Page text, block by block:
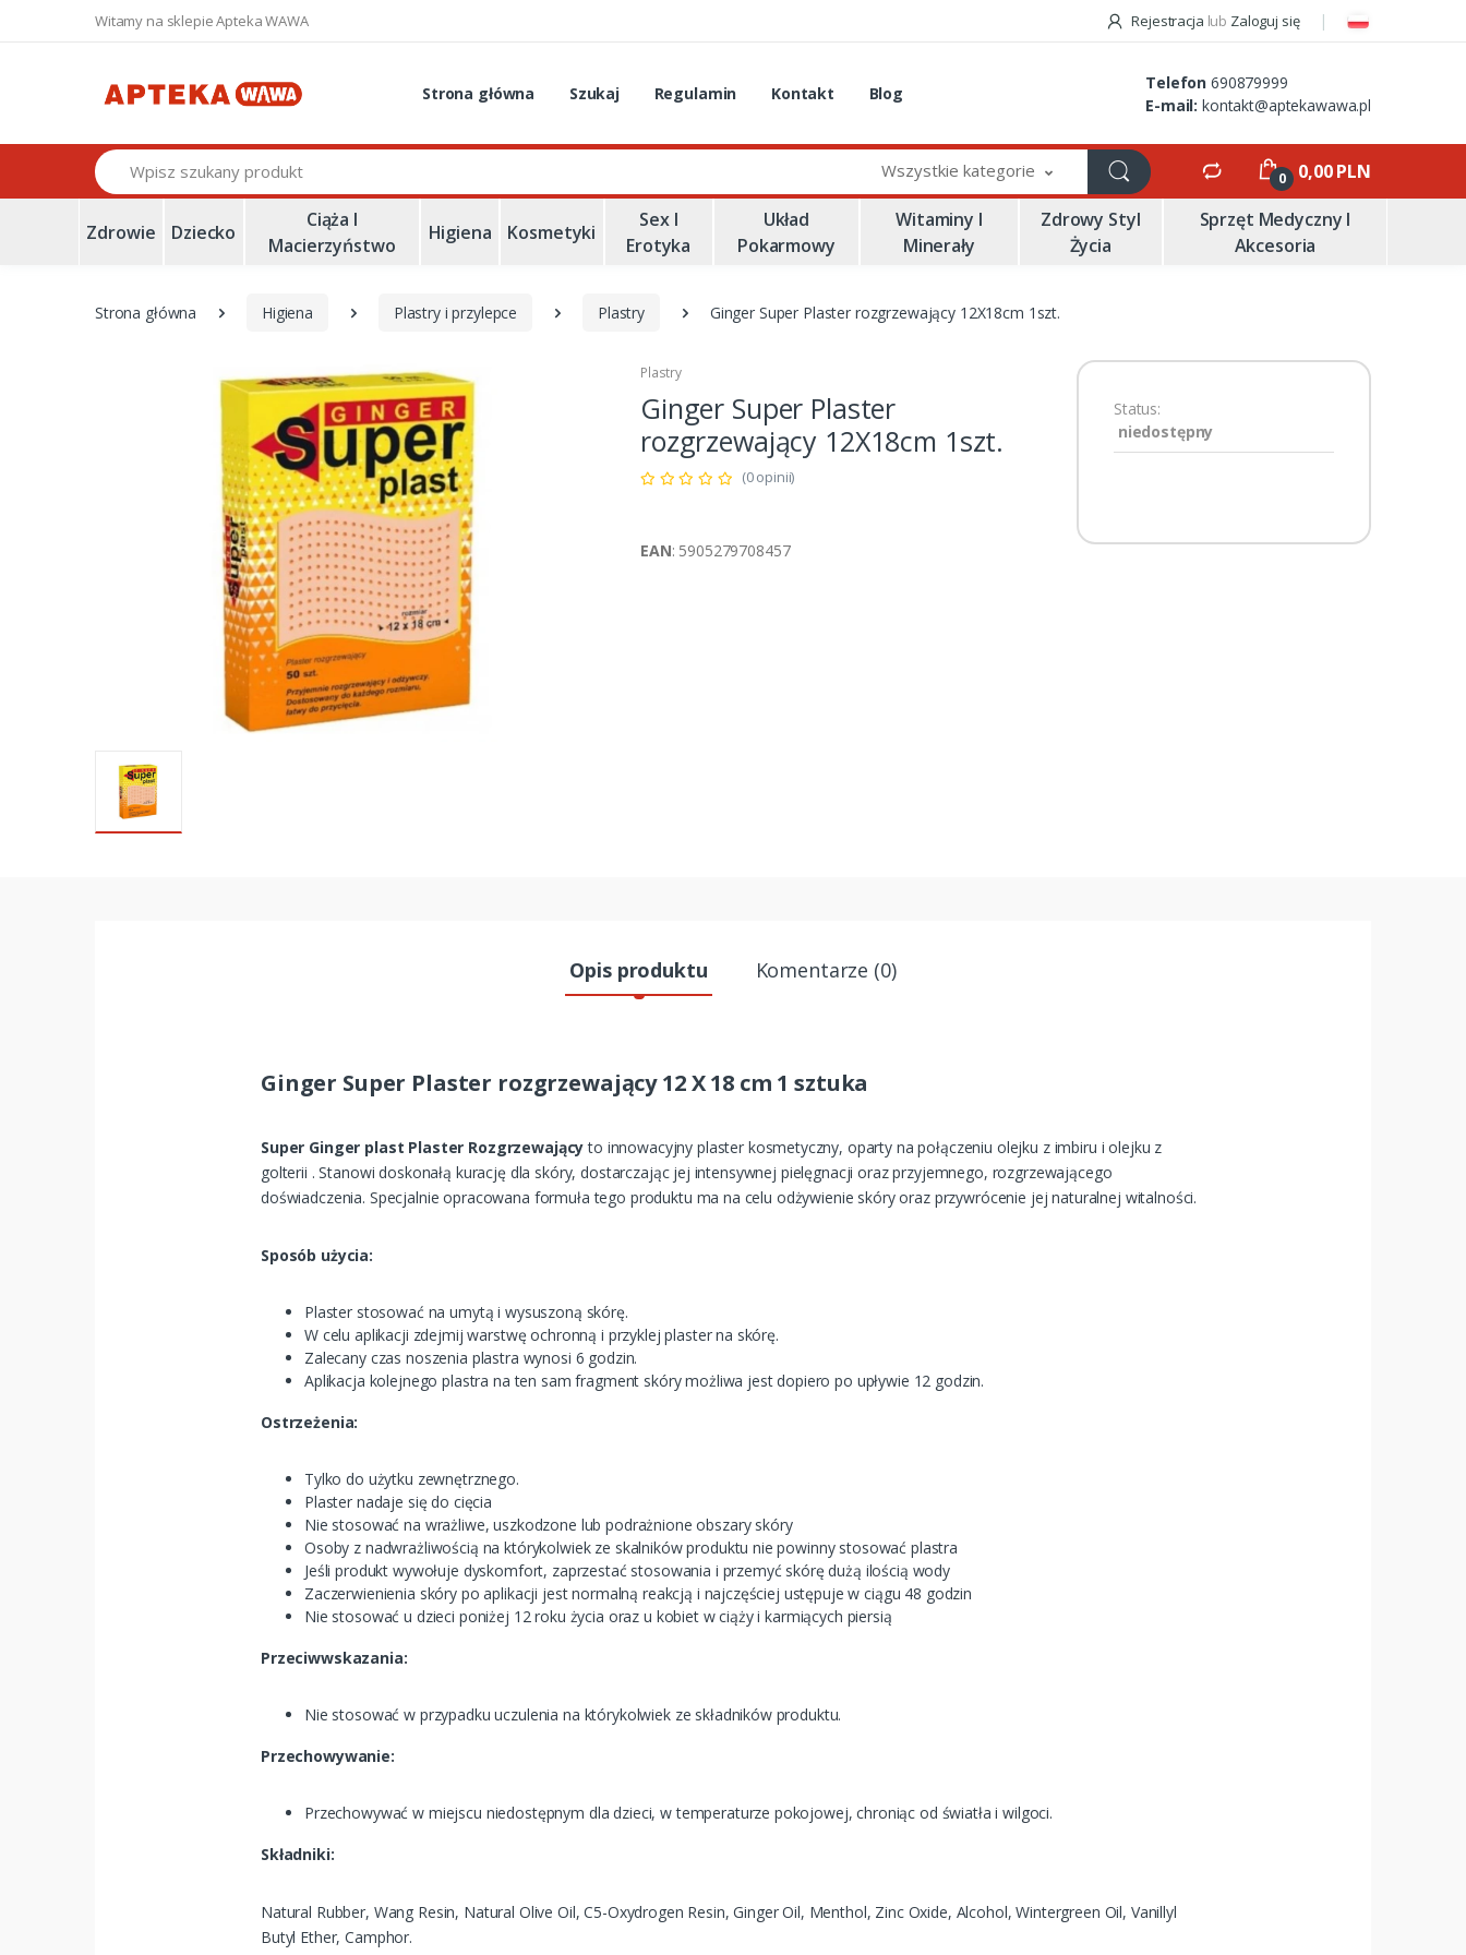
Witamy na sklepie Apteka WAWA Rejestracja lub Zaloguj się
Strona główna Szukaj Regulamin Kontakt Blog
Telefon 690879999
E-mail: kontakt@aptekawawa.pl
Szukaj Wszystkie kategorie 0 0,00 PLN
Zdrowie Dziecko
Ciąża I
Macierzyństwo
Higiena Kosmetyki
Sex I
Erotyka
Układ
Pokarmowy
Witaminy I
Minerały
Zdrowy Styl
Życia
Sprzęt Medyczny I
Akcesoria
Strona główna Higiena Plastry i przylepce Plastry Ginger Super Plaster rozgrzewający 12X18cm 1szt.
Plastry
Ginger Super Plaster
rozgrzewający 12X18cm 1szt.
(0 opinii)
EAN: 5905279708457
Status:
niedostępny
Opis produktu Komentarze (0)
Ginger Super Plaster rozgrzewający 12 X 18 cm 1 sztuka
Super Ginger plast Plaster Rozgrzewającyto innowacyjny plaster kosmetyczny, oparty na połączeniu olejku z imbiru i olejku z
golterii . Stanowi doskonałą kurację dla skóry, dostarczając jej intensywnej pielęgnacji oraz przyjemnego, rozgrzewającego
doświadczenia. Specjalnie opracowana formuła tego produktu ma na celu odżywienie skóry oraz przywrócenie jej naturalnej witalności.
Sposób użycia:
Plaster stosować na umytą i wysuszoną skórę.
W celu aplikacji zdejmij warstwę ochronną i przyklej plaster na skórę.
Zalecany czas noszenia plastra wynosi 6 godzin.
Aplikacja kolejnego plastra na ten sam fragment skóry możliwa jest dopiero po upływie 12 godzin.
Ostrzeżenia:
Tylko do użytku zewnętrznego.
Plaster nadaje się do cięcia
Nie stosować na wrażliwe, uszkodzone lub podrażnione obszary skóry
Osoby z nadwrażliwością na którykolwiek ze skalników produktu nie powinny stosować plastra
Jeśli produkt wywołuje dyskomfort, zaprzestać stosowania i przemyć skórę dużą ilością wody
Zaczerwienienia skóry po aplikacji jest normalną reakcją i najczęściej ustępuje w ciągu 48 godzin
Nie stosować u dzieci poniżej 12 roku życia oraz u kobiet w ciąży i karmiących piersią
Przeciwwskazania:
Nie stosować w przypadku uczulenia na którykolwiek ze składników produktu.
Przechowywanie:
Przechowywać w miejscu niedostępnym dla dzieci, w temperaturze pokojowej, chroniąc od światła i wilgoci.
Składniki:
Natural Rubber, Wang Resin, Natural Olive Oil, C5-Oxydrogen Resin, Ginger Oil, Menthol, Zinc Oxide, Alcohol, Wintergreen Oil, Vanillyl
Butyl Ether, Camphor.